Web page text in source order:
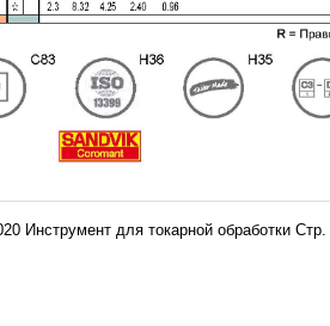
Инструмент для токарной обработки